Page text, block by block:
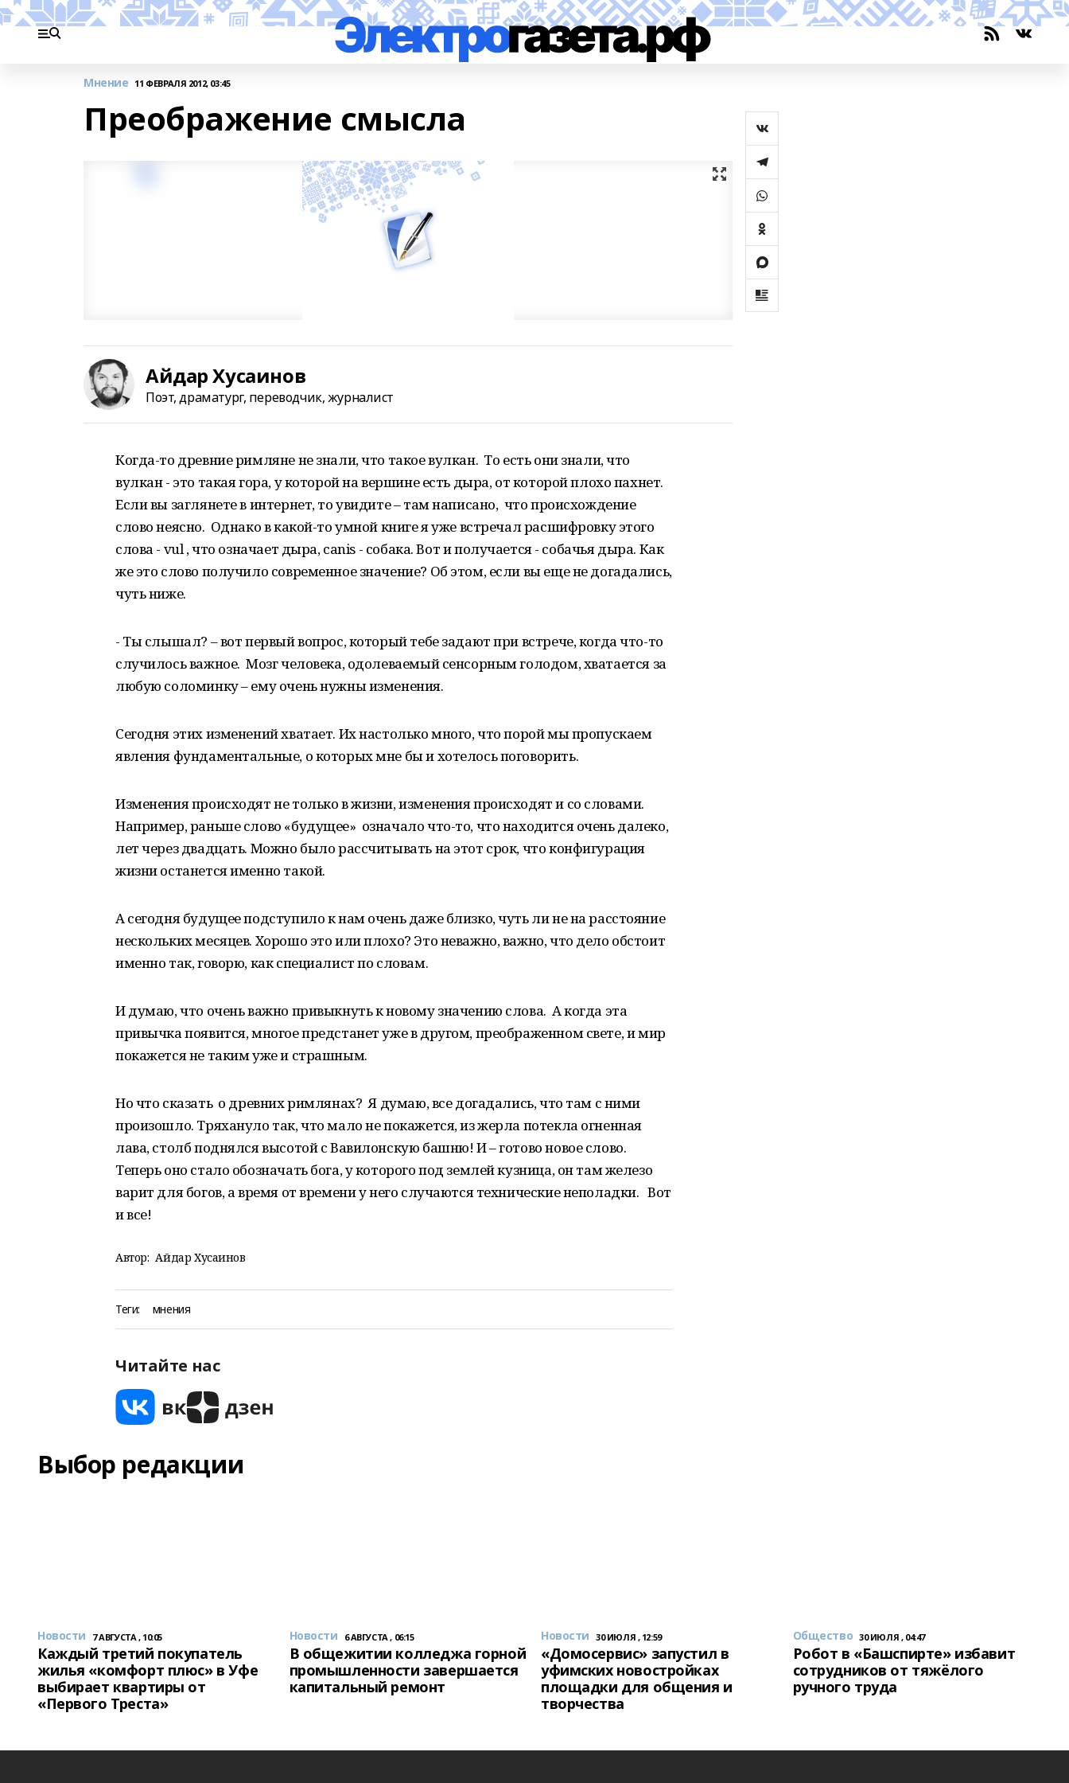
Мнение 11 ФЕВРАЛЯ 2012, 03:45
Преображение смысла
Айдар Хусаинов
Поэт, драматург, переводчик, журналист
Когда-то древние римляне не знали, что такое вулкан. То есть они знали, что
вулкан - это такая гора, у которой на вершине есть дыра, от которой плохо пахнет.
Если вы заглянете в интернет, то увидите – там написано, что происхождение
слово неясно. Однако в какой-то умной книге я уже встречал расшифровку этого
слова - vul , что означает дыра,canis - собака. Вот и получается - собачья дыра. Как
же это слово получило современное значение? Об этом, если вы еще не догадались,
чуть ниже.
- Ты слышал? – вот первый вопрос, который тебе задают при встрече, когда что-то
случилось важное. Мозг человека, одолеваемый сенсорным голодом, хватается за
любую соломинку – ему очень нужны изменения.
Сегодня этих изменений хватает. Их настолько много, что порой мы пропускаем
явления фундаментальные, о которых мне бы и хотелось поговорить.
Изменения происходят не только в жизни, изменения происходят и со словами.
Например, раньше слово «будущее» означало что-то, что находится очень далеко,
лет через двадцать. Можно было рассчитывать на этот срок, что конфигурация
жизни останется именно такой.
А сегодня будущее подступило к нам очень даже близко, чуть ли не на расстояние
нескольких месяцев. Хорошо это или плохо? Это неважно, важно, что дело обстоит
именно так, говорю, как специалист по словам.
И думаю, что очень важно привыкнуть к новому значению слова. А когда эта
привычка появится, многое предстанет уже в другом, преображенном свете, и мир
покажется не таким уже и страшным.
Но что сказать о древних римлянах? Я думаю, все догадались, что там с ними
произошло. Тряхануло так, что мало не покажется, из жерла потекла огненная
лава, столб поднялся высотой с Вавилонскую башню! И – готово новое слово.
Теперь оно стало обозначать бога, у которого под землей кузница, он там железо
варит для богов, а время от времени у него случаются технические неполадки. Вот
и все!
Автор: Айдар Хусаинов
Теги: мнения
Читайте нас
Выбор редакции
Новости 7 АВГУСТА , 10:05
Каждый третий покупатель
жилья «комфорт плюс» в Уфе
выбирает квартиры от
«Первого Треста»
Новости 6 АВГУСТА , 06:15
В общежитии колледжа горной
промышленности завершается
капитальный ремонт
Новости 30 ИЮЛЯ , 12:59
«Домосервис» запустил в
уфимских новостройках
площадки для общения и
творчества
Общество 30 ИЮЛЯ , 04:47
Робот в «Башспирте» избавит
сотрудников от тяжёлого
ручного труда